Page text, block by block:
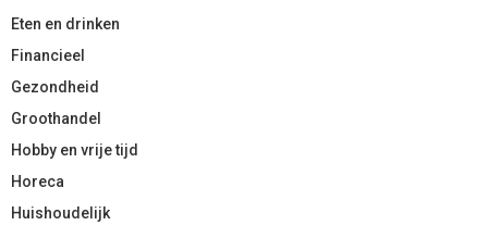
Eten en drinken
Financieel
Gezondheid
Groothandel
Hobby en vrije tijd
Horeca
Huishoudelijk